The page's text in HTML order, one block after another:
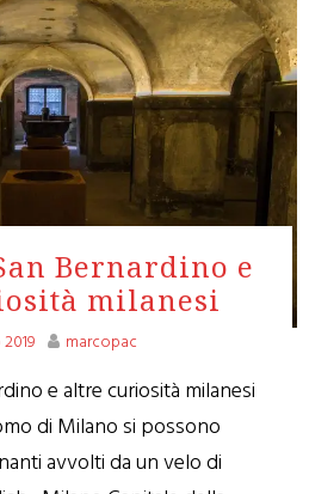
Bernardino e
milanesi
marcopac
e altre curiosità milanesi
di Milano si possono
avvolti da un velo di